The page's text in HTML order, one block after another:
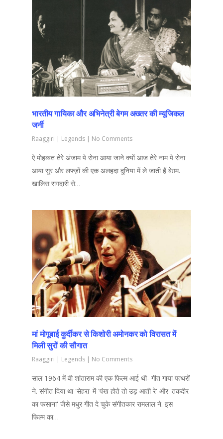
भारतीय गायिका और अभिनेत्री बेगम अख्तर की म्यूजिकल
जर्नी
Raaggiri | Legends | No Comments
ऐ मोहब्बत तेरे अंजाम पे रोना आया जाने क्यों आज तेरे नाम पे रोना
आया सुर और लफ्ज़ों की एक अलहदा दुनिया में ले जाती हैं बेग़म.
खालिस रागदारी से…
मां मोगूबाई कुर्दीकर से किशोरी अमोनकर को विरासत में
मिली सुरों की सौगात
Raaggiri | Legends | No Comments
साल 1964 में वी शांताराम की एक फिल्म आई थी- गीत गाया पत्थरों
ने. संगीत दिया था 'सेहरा' में 'पंख होते तो उड़ आती रे' और 'तकदीर
का फसाना' जैसे मधुर गीत दे चुके संगीतकार रामलाल ने. इस
फिल्म का…